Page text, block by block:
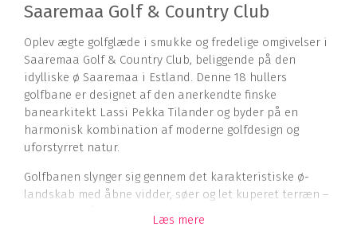
Saaremaa Golf & Country Club
Oplev ægte golfglæde i smukke og fredelige omgivelser i
Saaremaa Golf & Country Club, beliggende på den
idylliske ø Saaremaa i Estland. Denne 18 hullers
golfbane er designet af den anerkendte finske
banearkitekt Lassi Pekka Tilander og byder på en
harmonisk kombination af moderne golfdesign og
uforstyrret natur.
Golfbanen slynger sig gennem det karakteristiske ø-
landskab med åbne vidder, søer og let kuperet terræn –
Læs mere